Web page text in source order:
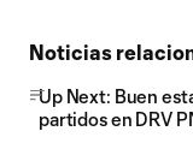
Noticias
Up Next: Buen
partidos en DRV